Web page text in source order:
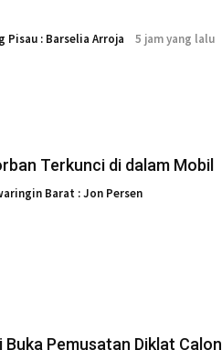
Pisau : Barselia Arroja 5 jam yang lalu
Terkunci di dalam Mobil
Barat : Jon Persen
Buka Pemusatan Diklat Calon